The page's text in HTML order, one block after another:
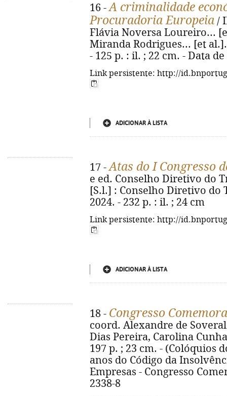
16 -A criminalidade
Procuradoria Europeia /
Flávia Noversa Loureiro...
Miranda Rodrigues... [et al.].
- 125 p. : il. ; 22 cm. - Data
Link persistente: http://
ADICIONAR À LISTA
17 -Atas do I Congresso
e ed. Conselho Diretivo do
[S.l.] : Conselho Diretivo
2024. - 232 p. : il. ; 24 cm
Link persistente: http://
ADICIONAR À LISTA
18 - Congresso
coord. Alexandre de
Dias Pereira, Carolina
197 p. ; 23 cm. - (Colóquios
anos do Código da
Empresas - Congresso
2338-8